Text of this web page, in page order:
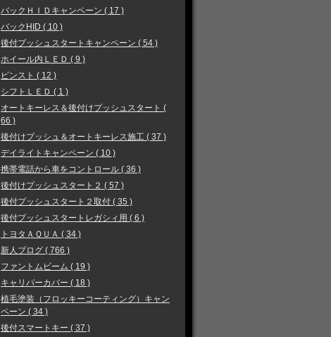
バックＨＩＤキャンペーン ( 17 )
バックHID ( 10 )
後付プッシュスタートキャンペーン ( 54 )
ホイール内ＬＥＤ ( 9 )
ピンスト ( 12 )
シフトＬＥＤ ( 1 )
オートキーレス＆後付けプッシュスタート (
66 )
後付けプッシュ＆オートキーレス施工 ( 37 )
デイライトキャンペーン ( 10 )
携帯電話から車をコントロール ( 36 )
後付けプッシュスタート２ ( 57 )
後付プッシュスタート２取付 ( 35 )
後付プッシュスタートレガシィ用 ( 6 )
トヨタＡＱＵＡ ( 34 )
新人ブログ ( 766 )
ファントムビーム ( 19 )
キャリパーカバー ( 18 )
植毛塗装（フロッキーコーティング）キャン
ペーン ( 34 )
後付スマートキー ( 37 )